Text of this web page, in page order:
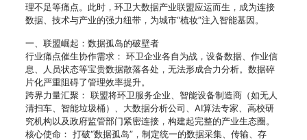
理不足等痛点。此时，环卫大数据产业联盟应运而生，成为连接
数据、技术与产业的强力纽带，为城市“梳妆”注入智能基因。
一、联盟崛起：数据孤岛的破壁者
行业痛点催生协作需求： 环卫企业各自为战，设备数据、作业信
息、人员状态等宝贵数据散落各处，无法形成合力分析。数据碎
片化严重阻碍了管理效率提升。
跨界力量汇聚： 联盟将环卫服务企业、智能设备制造商（如无人
清扫车、智能垃圾桶）、大数据分析公司、AI算法专家、高校研
究机构以及政府监管部门紧密连接，构建起完整的产业生态圈。
核心使命： 打破“数据孤岛”，制定统一的数据采集、传输、存